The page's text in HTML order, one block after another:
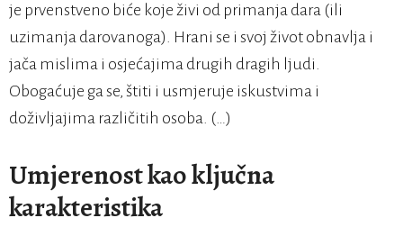
je prvenstveno biće koje živi od primanja dara (ili
uzimanja darovanoga). Hrani se i svoj život obnavlja i
jača mislima i osjećajima drugih dragih ljudi.
Obogaćuje ga se, štiti i usmjeruje iskustvima i
doživljajima različitih osoba. (…)
Umjerenost kao ključna
karakteristika